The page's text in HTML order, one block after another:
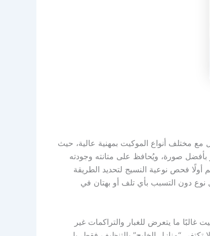
مع مختلف أنواع الموكيت بمهنية عالية، حيث
صورة، ويُحافظ على متانته وجودته
فحص نوعية النسيج لتحديد الطريقة
نوع دون التسبب بأي تلف أو بهتان في
غالبًا ما يتعرض للغبار والتراكمات غير